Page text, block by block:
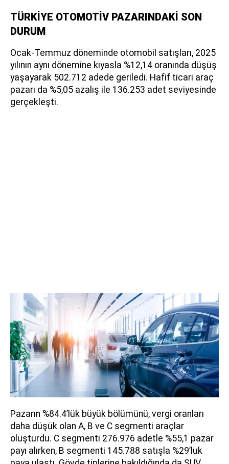
TÜRKİYE OTOMOTİV PAZARINDAKİ SON
DURUM
Ocak-Temmuz döneminde otomobil satışları, 2025
yılının aynı dönemine kıyasla %12,14 oranında düşüş
yaşayarak 502.712 adede geriledi. Hafif ticari araç
pazarı da %5,05 azalış ile 136.253 adet seviyesinde
gerçekleşti.
Pazarın %84.4’lük büyük bölümünü, vergi oranları
daha düşük olan A, B ve C segmenti araçlar
oluşturdu. C segmenti 276.976 adetle %55,1 pazar
payı alırken, B segmenti 145.788 satışla %29’luk